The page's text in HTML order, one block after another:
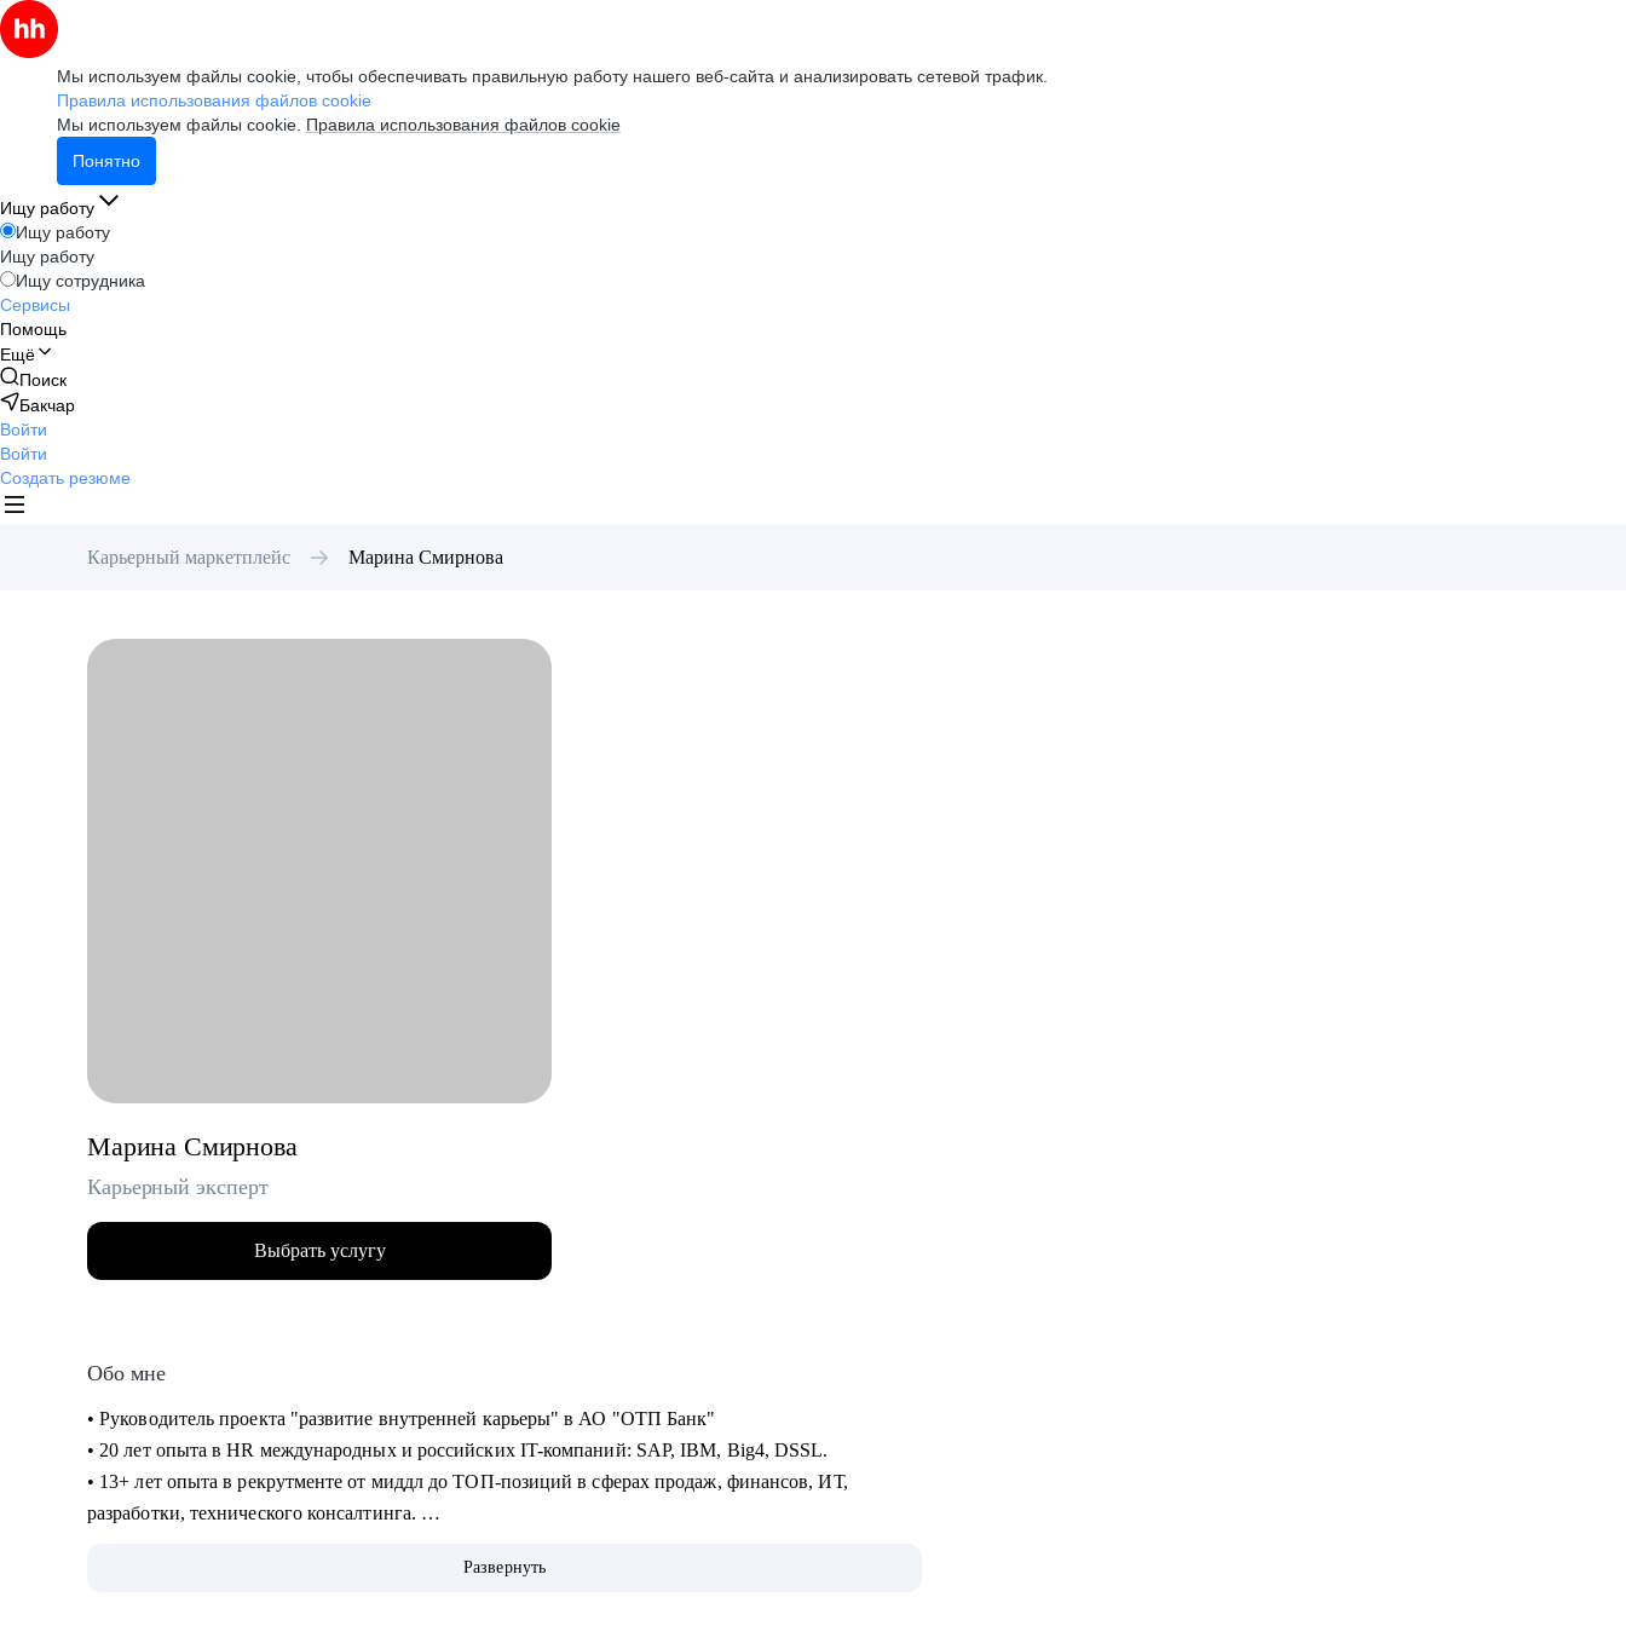
Мы используем файлы cookie, чтобы обеспечивать правильную работу нашего веб-сайта и анализировать сетевой трафик.
Правила использования файлов cookie
Мы используем файлы cookie. Правила использования файлов cookie
Понятно
Ищу работу
Ищу работу
Ищу работу
Ищу сотрудника
Сервисы
Помощь
Ещё
Поиск
Бакчар
Войти
Войти
Создать резюме
Карьерный маркетплейс Марина Смирнова
Марина Смирнова
Карьерный эксперт
Выбрать услугу
Обо мне
• Руководитель проекта "развитие внутренней карьеры" в АО "ОТП Банк"
• 20 лет опыта в HR международных и российских IT-компаний: SAP, IBM, Big4, DSSL.
• 13+ лет опыта в рекрутменте от миддл до ТОП-позиций в сферах продаж, финансов, ИТ,
разработки, технического консалтинга.
Развернуть